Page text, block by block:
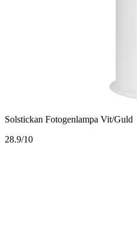
Solstickan Fotogenlampa Vit/Guld
28.9/10